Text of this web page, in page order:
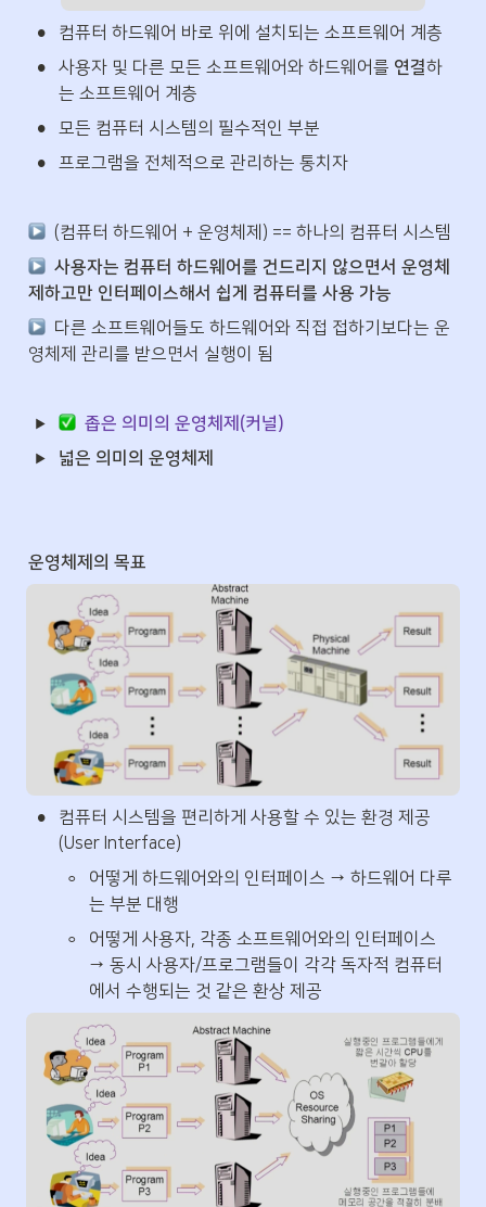
• 컴퓨터 하드웨어 바로 위에 설치되는 소프트웨어 계층
• 사용자 및 다른 모든 소프트웨어와 하드웨어를 연결하
는 소프트웨어 계층
• 모든 컴퓨터 시스템의 필수적인 부분
• 프로그램을 전체적으로 관리하는 통치자
(컴퓨터 하드웨어 + 운영체제) == 하나의 컴퓨터 시스템
사용자는 컴퓨터 하드웨어를 건드리지 않으면서 운영체
제하고만 인터페이스해서 쉽게 컴퓨터를 사용 가능
다른 소프트웨어들도 하드웨어와 직접 접하기보다는 운
영체제 관리를 받으면서 실행이 됨
좁은 의미의 운영체제(커널)
넓은 의미의 운영체제
운영체제의 목표
•
컴퓨터 시스템을 편리하게 사용할 수 있는 환경 제공
(User Interface)
◦
어떻게 하드웨어와의 인터페이스 → 하드웨어 다루
는 부분 대행
◦
어떻게 사용자, 각종 소프트웨어와의 인터페이스
→ 동시 사용자/프로그램들이 각각 독자적 컴퓨터
에서 수행되는 것 같은 환상 제공